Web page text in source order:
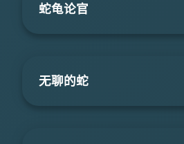
蛇龟论官
无聊的蛇